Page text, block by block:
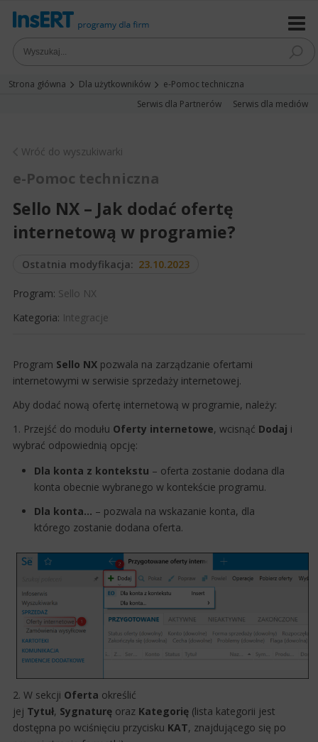
Strona główna Dla użytkowników
e-Pomoc techniczna
Serwis dla Partnerów
Serwis dla mediów
Wróć do wyszukiwarki
e-Pomoc techniczna
Sello NX – Jak dodać ofertę
internetową w programie?
Ostatnia modyfikacja: 23.10.2023
Program: Sello NX
Kategoria: Integracje
​​Program Sello NX pozwala na zarządzanie ofertami
internetowymi w serwisie sprzedaży internetowej. ​
Aby dodać nową ofertę internetową w programie, należy:
1. Przejść do modułu Oferty internetowe, wcisnąć Dodaj i
wybrać odpowiednią opcję:
Dla konta z kontekstu – oferta zostanie dodana dla
konta obecnie wybranego w kontekście programu.
Dla konta... – pozwala na wskazanie konta, dla
którego zostanie dodana oferta.
2. W sekcji Oferta określić
jej Tytuł, Sygnaturę oraz Kategorię (lista kategorii jest
dostępna po wciśnięciu przycisku KAT, znajdującego się po